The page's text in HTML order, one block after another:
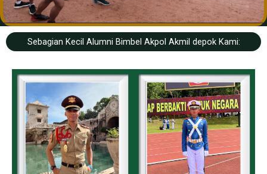
Sebagian Kecil Alumni Bimbel Akpol Akmil depok Kami: